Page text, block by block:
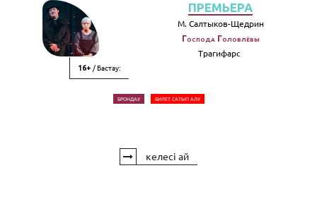
16+ / Бастау:
ПРЕМЬЕРА
М. Салтыков-Щедрин
Господа Головлёвы
Трагифарс
БРОНДАУ БИЛЕТ САТЫП АЛУ
келесі ай